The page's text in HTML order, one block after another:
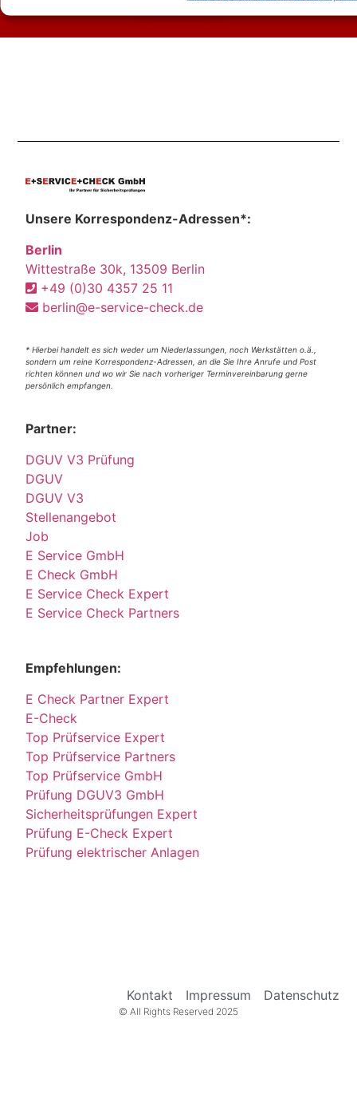
Unsere Korrespondenz-Adressen*:
Berlin
Wittestraße 30k, 13509 Berlin
+49 (0)30 4357 25 11
berlin@e-service-check.de
* Hierbei handelt es sich weder um Niederlassungen, noch Werkstätten o.ä.,
sondern um reine Korrespondenz-Adressen, an die Sie Ihre Anrufe und Post
richten können und wo wir Sie nach vorheriger Terminvereinbarung gerne
persönlich empfangen.
Partner:
DGUV V3 Prüfung
DGUV
DGUV V3
Stellenangebot
Job
E Service GmbH
E Check GmbH
E Service Check Expert
E Service Check Partners
Empfehlungen:
E Check Partner Expert
E-Check
Top Prüfservice Expert
Top Prüfservice Partners
Top Prüfservice GmbH
Prüfung DGUV3 GmbH
Sicherheitsprüfungen Expert
Prüfung E-Check Expert
Prüfung elektrischer Anlagen
Kontakt Impressum Datenschutz
© All Rights Reserved 2025